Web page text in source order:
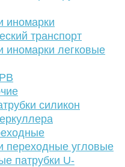
иномарки
транспорт
иномарки легковые
силикон
переходные угловые
патрубки U-